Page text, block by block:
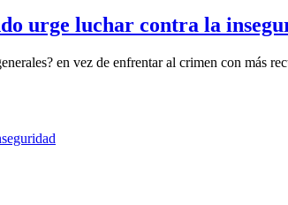
urge luchar contra la
en vez de enfrentar al crimen con más